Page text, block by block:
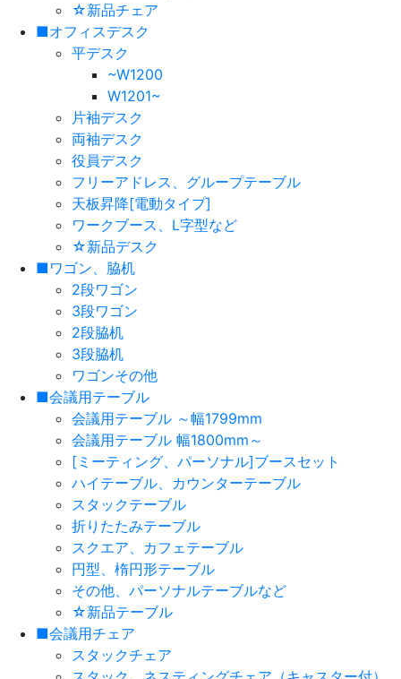
☆新品チェア
■オフィスデスク
平デスク
~W1200
W1201~
片袖デスク
両袖デスク
役員デスク
フリーアドレス、グループテーブル
天板昇降[電動タイプ]
ワークブース、L字型など
☆新品デスク
■ワゴン、脇机
2段ワゴン
3段ワゴン
2段脇机
3段脇机
ワゴンその他
■会議用テーブル
会議用テーブル ～幅1799mm
会議用テーブル 幅1800mm～
[ミーティング、パーソナル]ブースセット
ハイテーブル、カウンターテーブル
スタックテーブル
折りたたみテーブル
スクエア、カフェテーブル
円型、楕円形テーブル
その他、パーソナルテーブルなど
☆新品テーブル
■会議用チェア
スタックチェア